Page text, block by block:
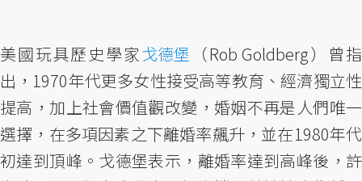
美國玩具歷史學家戈德堡 （Rob Goldberg）曾指
出，1970年代更多女性接受高等教育、經濟獨立性
提高，加上社會價值觀改變，婚姻不再是人們唯一
選擇，在多項因素之下離婚率飆升，並在1980年代
初達到頂峰。戈德堡表示，離婚率達到高峰後，許